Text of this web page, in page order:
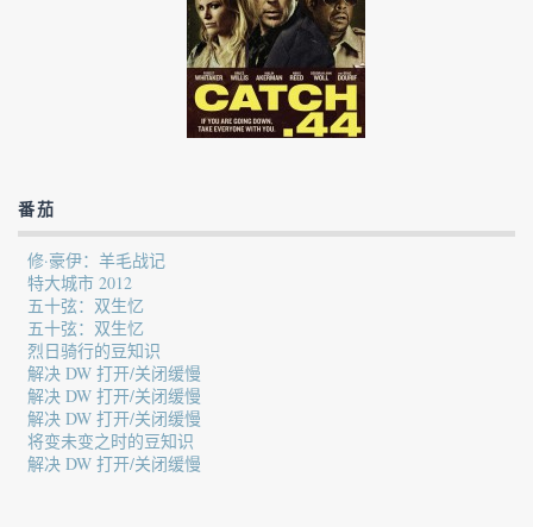
番茄
修·豪伊：羊毛战记
特大城市 2012
五十弦：双生忆
五十弦：双生忆
烈日骑行的豆知识
解决 DW 打开/关闭缓慢
解决 DW 打开/关闭缓慢
解决 DW 打开/关闭缓慢
将变未变之时的豆知识
解决 DW 打开/关闭缓慢